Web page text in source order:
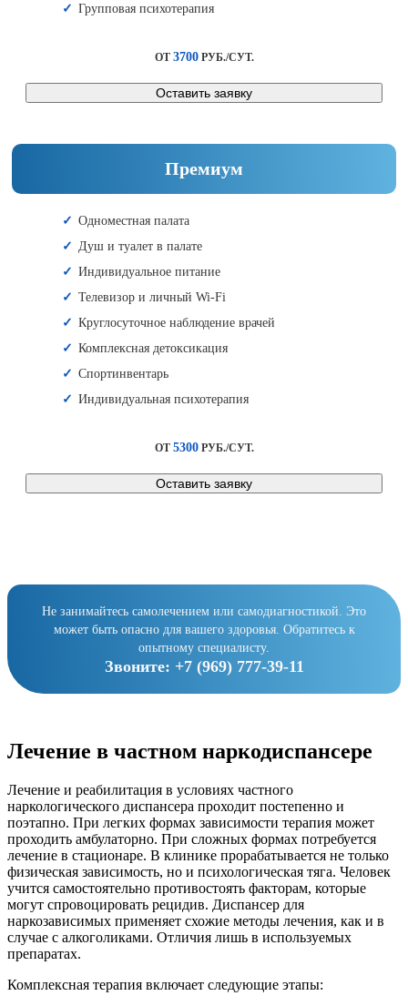
Групповая психотерапия
ОТ 3700РУБ./СУТ.
Оставить заявку
Премиум
Одноместная палата
Душ и туалет в палате
Индивидуальное питание
Телевизор и личный Wi-Fi
Круглосуточное наблюдение врачей
Комплексная детоксикация
Спортинвентарь
Индивидуальная психотерапия
ОТ 5300РУБ./СУТ.
Оставить заявку
Не занимайтесь самолечением или самодиагностикой. Это
может быть опасно для вашего здоровья. Обратитесь к
опытному специалисту.
Звоните: +7 (969) 777-39-11
Лечение в частном наркодиспансере
Лечение и реабилитация в условиях частного
наркологического диспансера проходит постепенно и
поэтапно. При легких формах зависимости терапия может
проходить амбулаторно. При сложных формах потребуется
лечение в стационаре. В клинике прорабатывается не только
физическая зависимость, но и психологическая тяга. Человек
учится самостоятельно противостоять факторам, которые
могут спровоцировать рецидив. Диспансер для
наркозависимых применяет схожие методы лечения, как и в
случае с алкоголиками. Отличия лишь в используемых
препаратах.
Комплексная терапия включает следующие этапы: